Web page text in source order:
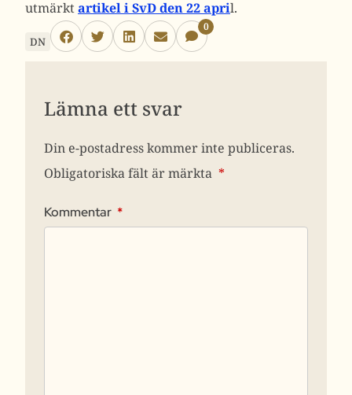
utmärktartikel i SvD den 22 april.
DN
0
Lämna ett svar
Din e-postadress kommer inte publiceras.
Obligatoriska fält är märkta *
Kommentar *